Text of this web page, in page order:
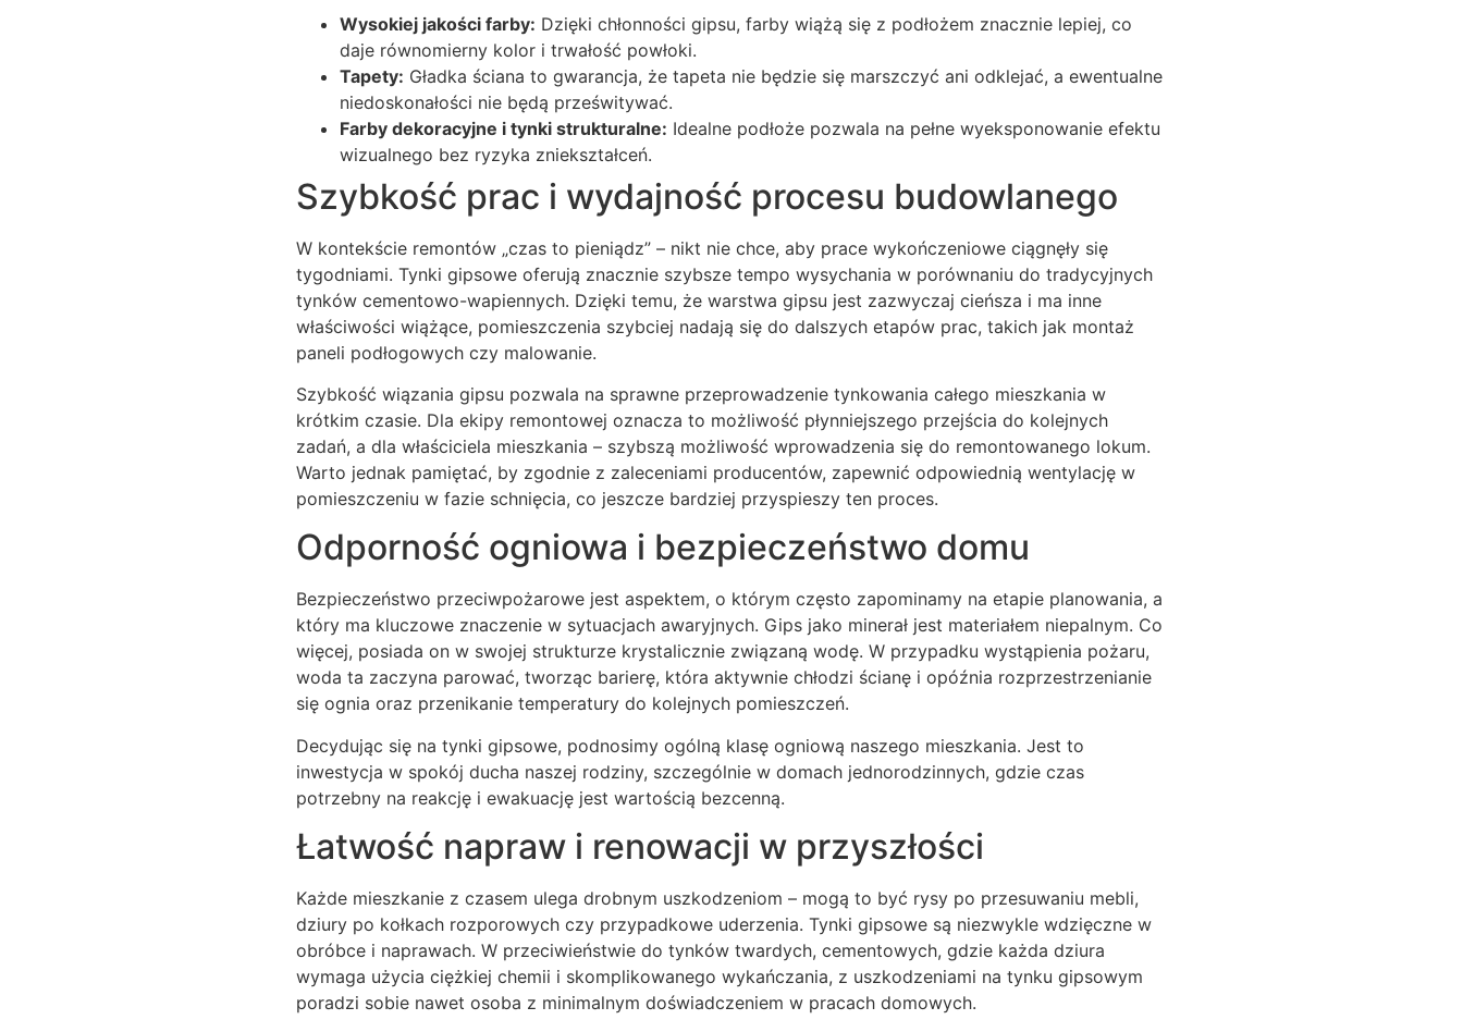
Wysokiej jakości farby: Dzięki chłonności gipsu, farby wiążą się z podłożem znacznie lepiej, co
daje równomierny kolor i trwałość powłoki.
Tapety: Gładka ściana to gwarancja, że tapeta nie będzie się marszczyć ani odklejać, a ewentualne
niedoskonałości nie będą prześwitywać.
Farby dekoracyjne i tynki strukturalne: Idealne podłoże pozwala na pełne wyeksponowanie efektu
wizualnego bez ryzyka zniekształceń.
Szybkość prac i wydajność procesu budowlanego
W kontekście remontów „czas to pieniądz” – nikt nie chce, aby prace wykończeniowe ciągnęły się
tygodniami. Tynki gipsowe oferują znacznie szybsze tempo wysychania w porównaniu do tradycyjnych
tynków cementowo-wapiennych. Dzięki temu, że warstwa gipsu jest zazwyczaj cieńsza i ma inne
właściwości wiążące, pomieszczenia szybciej nadają się do dalszych etapów prac, takich jak montaż
paneli podłogowych czy malowanie.
Szybkość wiązania gipsu pozwala na sprawne przeprowadzenie tynkowania całego mieszkania w
krótkim czasie. Dla ekipy remontowej oznacza to możliwość płynniejszego przejścia do kolejnych
zadań, a dla właściciela mieszkania – szybszą możliwość wprowadzenia się do remontowanego lokum.
Warto jednak pamiętać, by zgodnie z zaleceniami producentów, zapewnić odpowiednią wentylację w
pomieszczeniu w fazie schnięcia, co jeszcze bardziej przyspieszy ten proces.
Odporność ogniowa i bezpieczeństwo domu
Bezpieczeństwo przeciwpożarowe jest aspektem, o którym często zapominamy na etapie planowania, a
który ma kluczowe znaczenie w sytuacjach awaryjnych. Gips jako minerał jest materiałem niepalnym. Co
więcej, posiada on w swojej strukturze krystalicznie związaną wodę. W przypadku wystąpienia pożaru,
woda ta zaczyna parować, tworząc barierę, która aktywnie chłodzi ścianę i opóźnia rozprzestrzenianie
się ognia oraz przenikanie temperatury do kolejnych pomieszczeń.
Decydując się na tynki gipsowe, podnosimy ogólną klasę ogniową naszego mieszkania. Jest to
inwestycja w spokój ducha naszej rodziny, szczególnie w domach jednorodzinnych, gdzie czas
potrzebny na reakcję i ewakuację jest wartością bezcenną.
Łatwość napraw i renowacji w przyszłości
Każde mieszkanie z czasem ulega drobnym uszkodzeniom – mogą to być rysy po przesuwaniu mebli,
dziury po kołkach rozporowych czy przypadkowe uderzenia. Tynki gipsowe są niezwykle wdzięczne w
obróbce i naprawach. W przeciwieństwie do tynków twardych, cementowych, gdzie każda dziura
wymaga użycia ciężkiej chemii i skomplikowanego wykańczania, z uszkodzeniami na tynku gipsowym
poradzi sobie nawet osoba z minimalnym doświadczeniem w pracach domowych.